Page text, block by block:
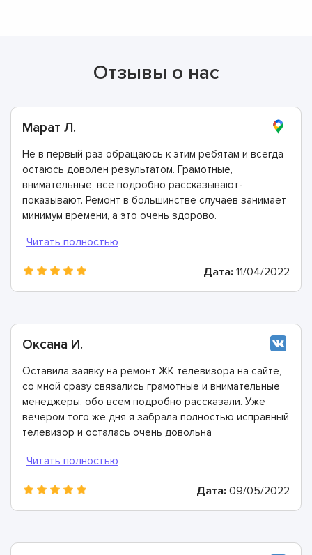
Отзывы о нас
Марат Л.
Не в первый раз обращаюсь к этим ребятам и всегда
остаюсь доволен результатом. Грамотные,
внимательные, все подробно рассказывают-
показывают. Ремонт в большинстве случаев занимает
минимум времени, а это очень здорово.
Дата: 11/04/2022
Оксана И.
Оставила заявку на ремонт ЖК телевизора на сайте,
со мной сразу связались грамотные и внимательные
менеджеры, обо всем подробно рассказали. Уже
вечером того же дня я забрала полностью исправный
телевизор и осталась очень довольна
Дата: 09/05/2022